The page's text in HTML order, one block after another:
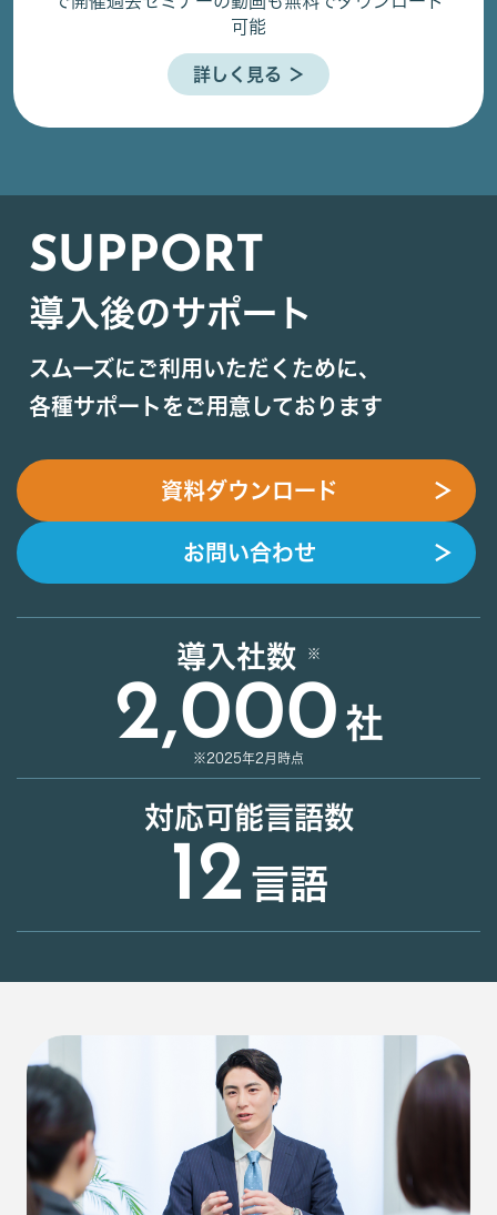
可能
詳しく見る ＞
SUPPORT
導入後のサポート
スムーズにご利用いただくために、
各種サポートをご用意しております
資料ダウンロード ＞
お問い合わせ ＞
導入社数
2,000 社
※2025年2月時点
対応可能言語数
12 言語